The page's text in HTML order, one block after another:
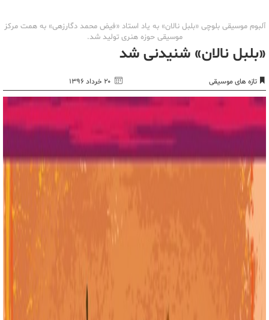
آلبوم موسیقی بلوچی «بلبل نالان» به یاد استاد «فیض محمد دگارزهی» به همت مرکز
موسیقی حوزه هنری تولید شد.
«بلبل نالان» شنیدنی شد
تازه های موسیقی ۲۰ خرداد ۱۳۹۶